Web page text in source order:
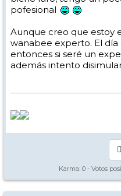
pofesional
Aunque creo que estoy
wanabee experto. El
entonces si seré un
además intento
Karma: 0 - Votos